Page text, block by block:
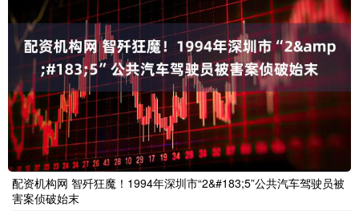
配资机构网 智歼狂魔！1994年深圳市“2&#183;5”公共汽车驾驶员被
害案侦破始末